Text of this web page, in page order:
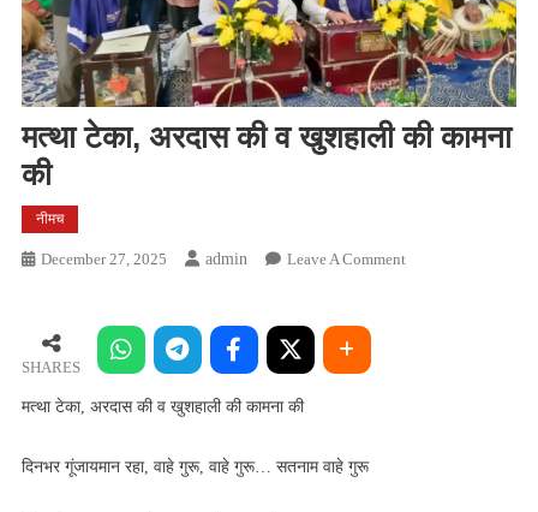
मत्था टेका, अरदास की व खुशहाली की कामना
की
नीमच
December 27, 2025 Admin Leave A CommentOn
SHARES
मत्था टेका, अरदास की व खुशहाली की कामना की
दिनभर गूंजायमान रहा, वाहे गुरू, वाहे गुरू… सतनाम वाहे गुरू